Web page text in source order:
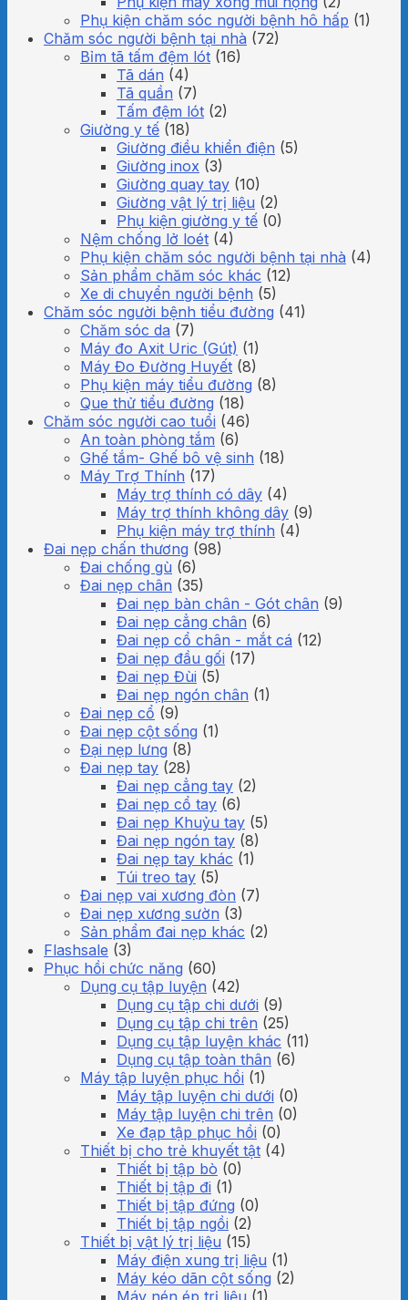
Phụ kiện chăm sóc người bệnh hô hấp (1)
Chăm sóc người bệnh tại nhà (72)
Bỉm tã tấm đệm lót (16)
Tã dán (4)
Tã quần (7)
Tấm đệm lót (2)
Giường y tế (18)
Giường điều khiển điện (5)
Giường inox (3)
Giường quay tay (10)
Giường vật lý trị liệu (2)
Phụ kiện giường y tế (0)
Nệm chống lở loét (4)
Phụ kiện chăm sóc người bệnh tại nhà (4)
Sản phẩm chăm sóc khác (12)
Xe di chuyển người bệnh (5)
Chăm sóc người bệnh tiểu đường (41)
Chăm sóc da (7)
Máy đo Axit Uric (Gút) (1)
Máy Đo Đường Huyết (8)
Phụ kiện máy tiểu đường (8)
Que thử tiểu đường (18)
Chăm sóc người cao tuổi (46)
An toàn phòng tắm (6)
Ghế tắm- Ghế bô vệ sinh (18)
Máy Trợ Thính (17)
Máy trợ thính có dây (4)
Máy trợ thính không dây (9)
Phụ kiện máy trợ thính (4)
Đai nẹp chấn thương (98)
Đai chống gù (6)
Đai nẹp chân (35)
Đai nẹp bàn chân - Gót chân (9)
Đai nẹp cẳng chân (6)
Đai nẹp cổ chân - mắt cá (12)
Đai nẹp đầu gối (17)
Đai nẹp Đùi (5)
Đai nẹp ngón chân (1)
Đai nẹp cổ (9)
Đai nẹp cột sống (1)
Đại nẹp lưng (8)
Đai nẹp tay (28)
Đai nẹp cẳng tay (2)
Đai nẹp cổ tay (6)
Đai nẹp Khuỷu tay (5)
Đai nẹp ngón tay (8)
Đai nẹp tay khác (1)
Túi treo tay (5)
Đai nẹp vai xương đòn (7)
Đai nẹp xương sườn (3)
Sản phẩm đai nẹp khác (2)
Flashsale (3)
Phục hồi chức năng (60)
Dụng cụ tập luyện (42)
Dụng cụ tập chi dưới (9)
Dụng cụ tập chi trên (25)
Dụng cụ tập luyện khác (11)
Dụng cụ tập toàn thân (6)
Máy tập luyện phục hồi (1)
Máy tập luyện chi dưới (0)
Máy tập luyện chi trên (0)
Xe đạp tập phục hồi (0)
Thiết bị cho trẻ khuyết tật (4)
Thiết bị tập bò (0)
Thiết bị tập đi (1)
Thiết bị tập đứng (0)
Thiết bị tập ngồi (2)
Thiết bị vật lý trị liệu (15)
Máy điện xung trị liệu (1)
Máy kéo dãn cột sống (2)
Máy nén ép trị liệu (1)